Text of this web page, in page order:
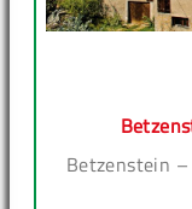
Betzenstein